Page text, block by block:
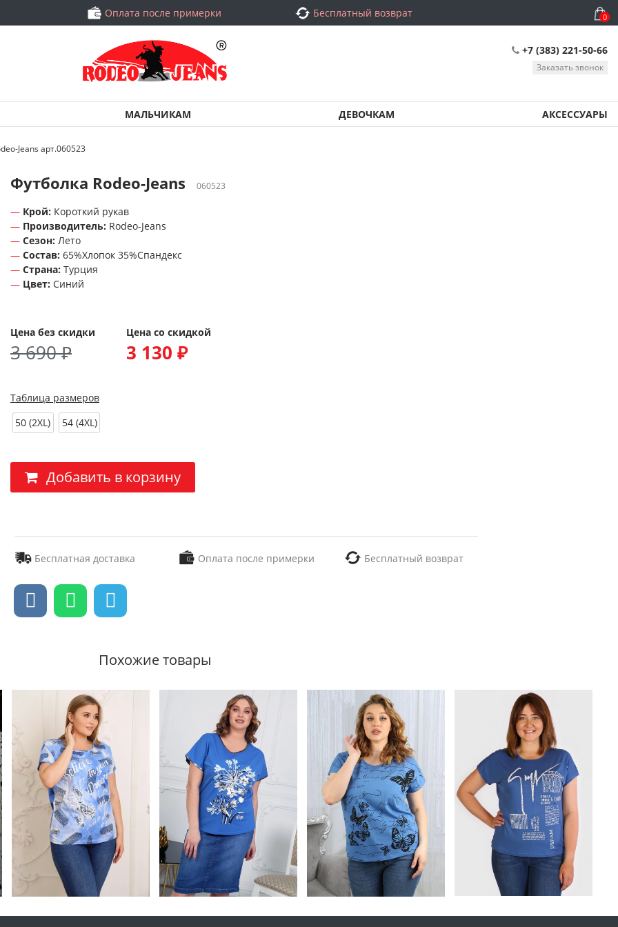
Оплата после примерки Бесплатный возврат 0
+7 (383) 221-50-66
Заказать звонок
МАЛЬЧИКАМ ДЕВОЧКАМ АКСЕССУАРЫ
Jeans арт.060523
Футболка Rodeo-Jeans 060523
Крой: Короткий рукав
Производитель: Rodeo-Jeans
Сезон: Лето
Состав: 65%Хлопок 35%Спандекс
Страна: Турция
Цвет: Синий
Цена без скидки
3 690 ₽
Цена со скидкой
3 130 ₽
Таблица размеров
50 (2XL)
54 (4XL)
Добавить в корзину
Бесплатная доставка Оплата после примерки Бесплатный возврат
Похожие товары